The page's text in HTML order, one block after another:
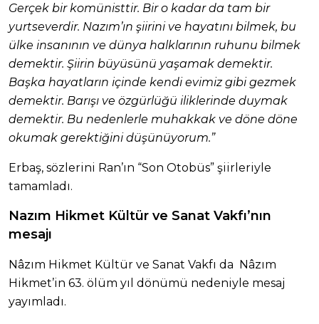
Gerçek bir komünisttir. Bir o kadar da tam bir
yurtseverdir. Nazım’ın şiirini ve hayatını bilmek, bu
ülke insanının ve dünya halklarının ruhunu bilmek
demektir. Şiirin büyüsünü yaşamak demektir.
Başka hayatların içinde kendi evimiz gibi gezmek
demektir. Barışı ve özgürlüğü iliklerinde duymak
demektir. Bu nedenlerle muhakkak ve döne döne
okumak gerektiğini düşünüyorum.”
Erbaş, sözlerini Ran’ın “Son Otobüs” şiirleriyle
tamamladı.
Nazım Hikmet Kültür ve Sanat Vakfı’nın
mesajı
Nâzım Hikmet Kültür ve Sanat Vakfı da Nâzım
Hikmet’in 63. ölüm yıl dönümü nedeniyle mesaj
yayımladı.